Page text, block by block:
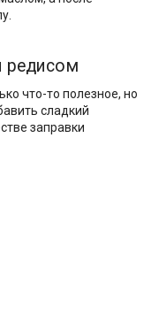
редисом
что-то полезное, но
сладкий
заправки